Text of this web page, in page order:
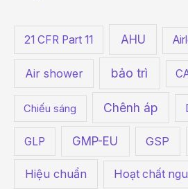
f
r
21 CFR Part 11 AHU
Air shower bảo trì
Chiếu sáng Chênh áp
GLP GMP-EU GSP
Hiệu chuẩn Hoạt chất